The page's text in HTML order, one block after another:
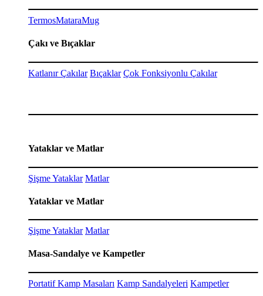
TermosMataraMug
Çakı ve Bıçaklar
Katlanır Çakılar Bıçaklar Çok Fonksiyonlu Çakılar
Yataklar ve Matlar
Şişme Yataklar Matlar
Yataklar ve Matlar
Şişme Yataklar Matlar
Masa-Sandalye ve Kampetler
Portatif Kamp Masaları Kamp Sandalyeleri Kampetler